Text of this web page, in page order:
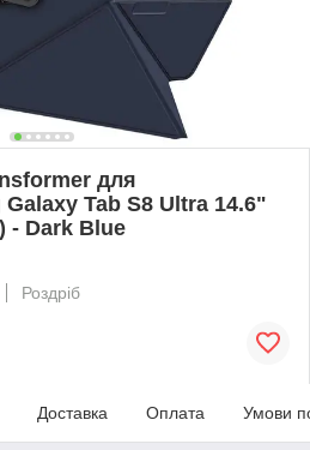
для
Tab S8 Ultra 14.6"
- Dark Blue
Роздріб
Доставка Оплата Умови